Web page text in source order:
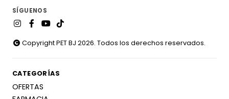
SÍGUENOS
Copyright PET BJ 2026. Todos los derechos reservados.
CATEGORÍAS
OFERTAS